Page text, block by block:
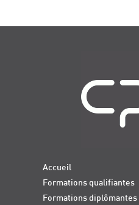
Accueil
Formations qualifiantes
Formations diplômantes